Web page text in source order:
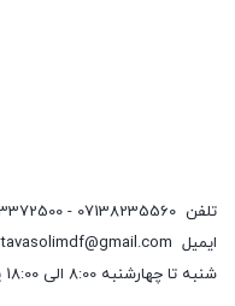
تلفن 07138235560 - 09173372500
ایمیل tavasolimdf@gmail.com
شنبه تا چهارشنبه 8:00 الی 18:00 پنجشنبه 8:00 الی 13:00